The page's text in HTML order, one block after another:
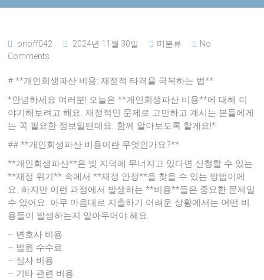
회
생
24
간
365
일
onoff042 2024년 11월 30일 미분류
No
Comments
# **개인회생파산 비용: 재정적 타격을 극복하는 법**
*안녕하세요 여러분! 오늘은 **개인회생파산 비용**에 대해 이
야기해보려고 해요. 재정적인 문제로 고민하고 계시는 분들에게
는 꼭 필요한 정보일텐데요. 함께 알아보도록 할게요!*
## **개인회생파산 비용이란 무엇인가요?**
**개인회생파산**은 빚 지덕에 무너지고 있다면 신청할 수 있는
**재정 위기** 속에서 **재정 안정**을 찾을 수 있는 방법이에
요. 하지만 이런 과정에서 발생하는 **비용**들은 중요한 문제일
수 있어요. 아무 마음대로 지출하기 어려운 상황에서는 어떤 비
용들이 발생하는지 알아두어야 해요.
– 변호사 비용
– 법원 수수료
– 심사 비용
– 기타 관련 비용